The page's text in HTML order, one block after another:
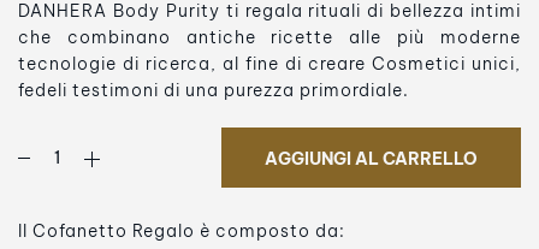
DANHERA Body Purity ti regala rituali di bellezza intimi
che combinano antiche ricette alle più moderne
tecnologie di ricerca, al fine di creare Cosmetici unici,
fedeli testimoni di una purezza primordiale.
AGGIUNGI AL CARRELLO
Il Cofanetto Regalo è composto da: